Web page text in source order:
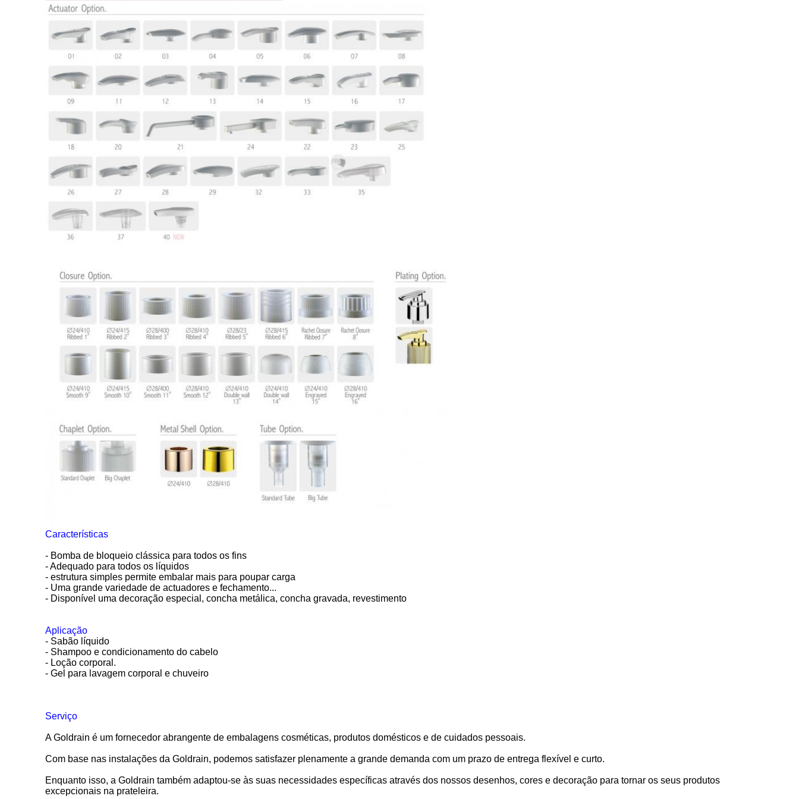
Características
- Bomba de bloqueio clássica para todos os fins
- Adequado para todos os líquidos
- estrutura simples permite embalar mais para poupar carga
- Uma grande variedade de actuadores e fechamento...
- Disponível uma decoração especial, concha metálica, concha gravada, revestimento
Aplicação
- Sabão líquido
- Shampoo e condicionamento do cabelo
- Loção corporal.
- Gel para lavagem corporal e chuveiro
Serviço
A Goldrain é um fornecedor abrangente de embalagens cosméticas, produtos domésticos e de cuidados pessoais.
Com base nas instalações da Goldrain, podemos satisfazer plenamente a grande demanda com um prazo de entrega flexível e curto.
Enquanto isso, a Goldrain também adaptou-se às suas necessidades específicas através dos nossos desenhos, cores e decoração para tornar os seus produtos
excepcionais na prateleira.